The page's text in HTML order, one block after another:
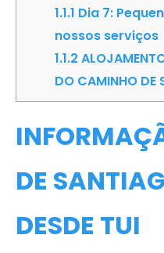
1.1.1 Dia 7:
nossos serviços
1.1.2
DO CAMINHO DE
DE
DESDE TUI